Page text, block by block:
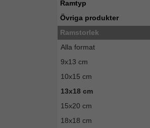
Ramtyp
Övriga produkter
Ramstorlek
Alla format
9x13 cm
10x15 cm
13x18 cm
15x20 cm
18x18 cm